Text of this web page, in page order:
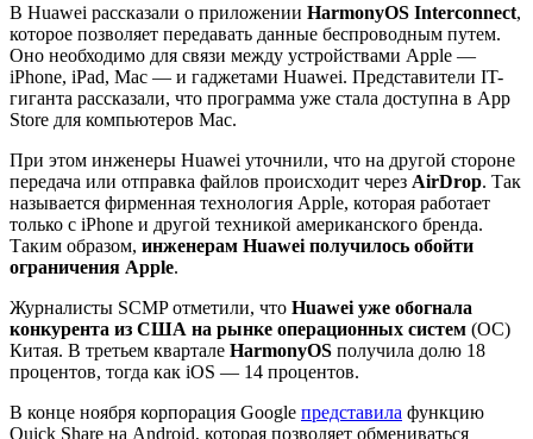
В Huawei рассказали о приложении HarmonyOS Interconnect,
которое позволяет передавать данные беспроводным путем.
Оно необходимо для связи между устройствами Apple —
iPhone, iPad, Mac — и гаджетами Huawei. Представители IT-
гиганта рассказали, что программа уже стала доступна в App
Store для компьютеров Mac.
При этом инженеры Huawei уточнили, что на другой стороне
передача или отправка файлов происходит через AirDrop. Так
называется фирменная технология Apple, которая работает
только с iPhone и другой техникой американского бренда.
Таким образом, инженерам Huawei получилось обойти
ограничения Apple.
Журналисты SCMP отметили, что Huawei уже обогнала
конкурента из США на рынке операционных систем (ОС)
Китая. В третьем квартале HarmonyOS получила долю 18
процентов, тогда как iOS — 14 процентов.
В конце ноября корпорация Google представила функцию
Quick Share на Android, которая позволяет обмениваться